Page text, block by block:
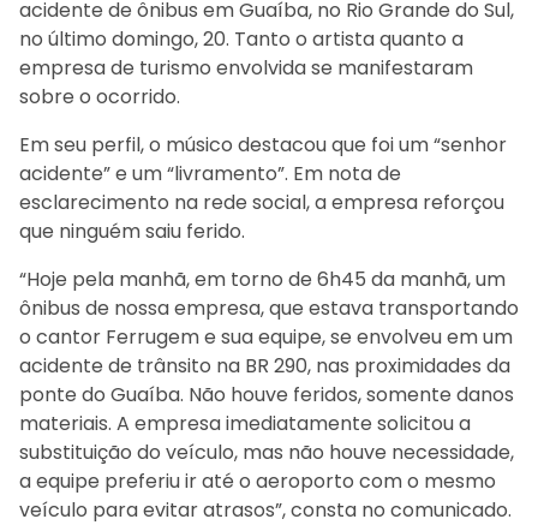
acidente de ônibus em Guaíba, no Rio Grande do Sul,
no último domingo, 20. Tanto o artista quanto a
empresa de turismo envolvida se manifestaram
sobre o ocorrido.
Em seu perfil, o músico destacou que foi um “senhor
acidente” e um “livramento”. Em nota de
esclarecimento na rede social, a empresa reforçou
que ninguém saiu ferido.
“Hoje pela manhã, em torno de 6h45 da manhã, um
ônibus de nossa empresa, que estava transportando
o cantor Ferrugem e sua equipe, se envolveu em um
acidente de trânsito na BR 290, nas proximidades da
ponte do Guaíba. Não houve feridos, somente danos
materiais. A empresa imediatamente solicitou a
substituição do veículo, mas não houve necessidade,
a equipe preferiu ir até o aeroporto com o mesmo
veículo para evitar atrasos”, consta no comunicado.